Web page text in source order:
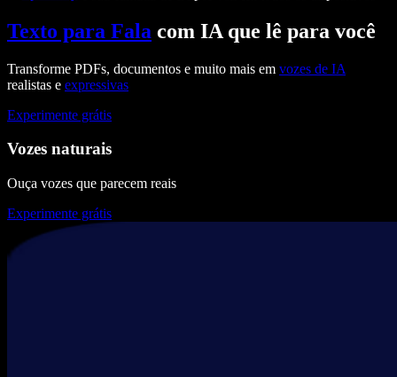
Texto para Fala com IA que lê para você
Transforme PDFs, documentos e muito mais em vozes de IA
realistas e expressivas
Experimente grátis
Vozes naturais
Ouça vozes que parecem reais
Experimente grátis